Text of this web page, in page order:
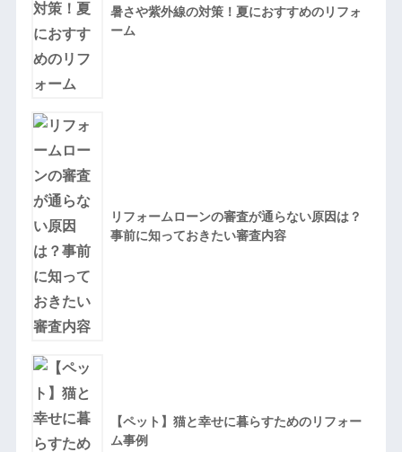
暑さや紫外線の対策！夏におすすめのリフォ
ーム
リフォームローンの審査が通らない原因は？
事前に知っておきたい審査内容
【ペット】猫と幸せに暮らすためのリフォー
ム事例